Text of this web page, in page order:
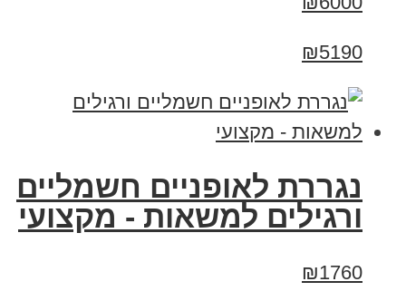
₪5190
נגררת לאופניים חשמליים
ורגילים למשאות - מקצועי
₪1760